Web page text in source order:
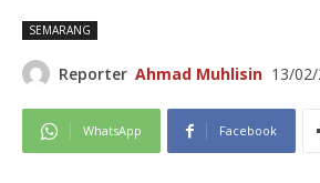
SEMARANG
Reporter Ahmad Muhlisin 13/
WhatsApp Facebook